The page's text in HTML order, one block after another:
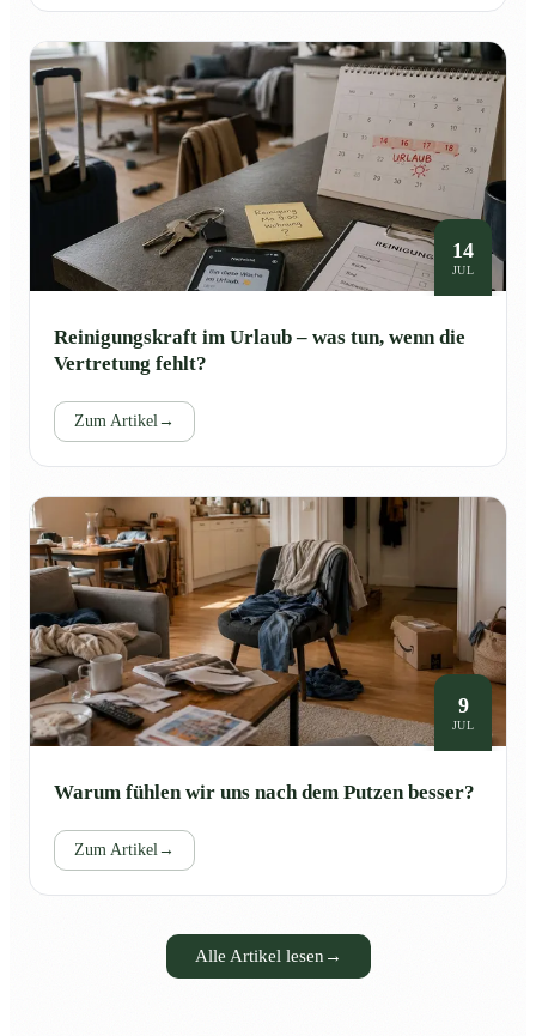
14
JUL
Reinigungskraft im Urlaub – was tun, wenn die
Vertretung fehlt?
Zum Artikel→
9
JUL
Warum fühlen wir uns nach dem Putzen besser?
Zum Artikel→
Alle Artikel lesen →